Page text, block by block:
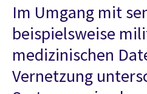
Im Umgang mit
beispielsweise
medizinischen
Vernetzung